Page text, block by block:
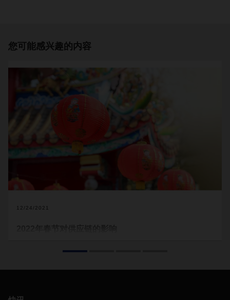
您可能感兴趣的内容
12/24/2021